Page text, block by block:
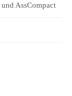
AssCompact